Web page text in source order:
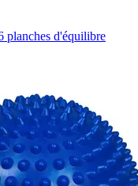
planches d'équilibre